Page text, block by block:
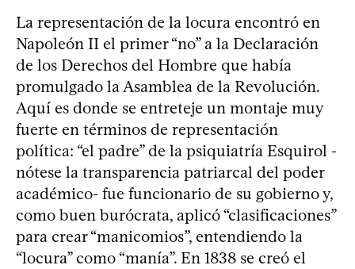
La representación de la locura encontró en
Napoleón II el primer “no” a la Declaración
de los Derechos del Hombre que había
promulgado la Asamblea de la Revolución.
Aquí es donde se entreteje un montaje muy
fuerte en términos de representación
política: “el padre” de la psiquiatría Esquirol -
nótese la transparencia patriarcal del poder
académico- fue funcionario de su gobierno y,
como buen burócrata, aplicó “clasificaciones”
para crear “manicomios”, entendiendo la
“locura” como “manía”. En 1838 se creó el